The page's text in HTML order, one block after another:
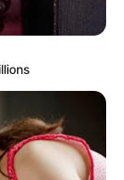
de
Victorino: